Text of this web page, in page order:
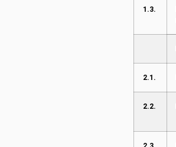
1.3.
2.1.
2.2.